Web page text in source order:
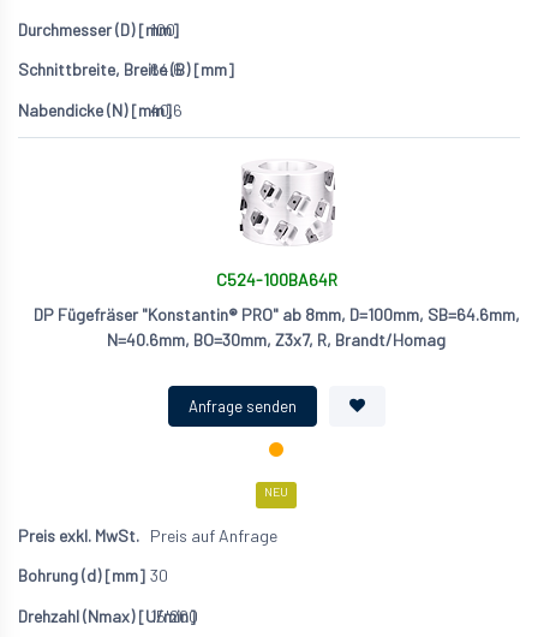
100
64.6
40.6
C524-100BA64R
DP Fügefräser "Konstantin® PRO" ab 8mm, D=100mm, SB=64.6mm,
N=40.6mm, BO=30mm, Z3x7, R, Brandt/Homag
NEU
Preis auf Anfrage
30
15'200